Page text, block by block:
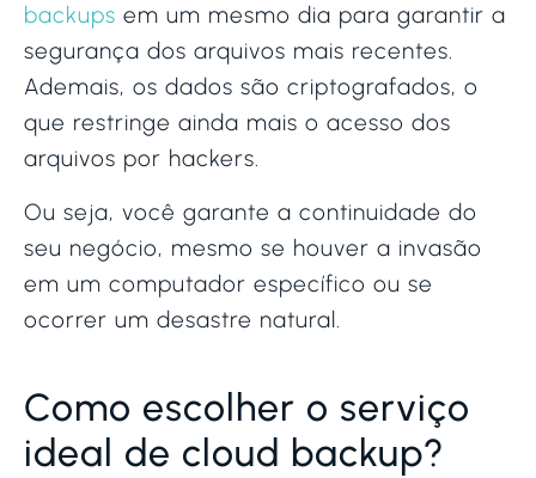
backups em um mesmo dia para garantir a
segurança dos arquivos mais recentes.
Ademais, os dados são criptografados, o
que restringe ainda mais o acesso dos
arquivos por hackers.
Ou seja, você garante a continuidade do
seu negócio, mesmo se houver a invasão
em um computador específico ou se
ocorrer um desastre natural.
Como escolher o serviço
ideal de cloud backup?